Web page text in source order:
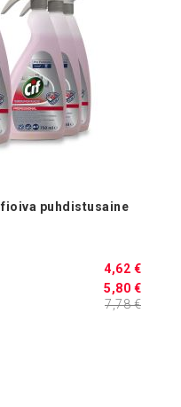
puhdistusaine
5,80 €
4,62 €
7,78 €